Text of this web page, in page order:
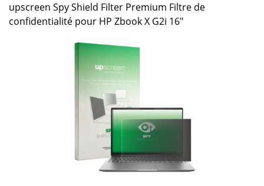
upscreen Spy Shield Filter Premium Filtre de
confidentialité pour HP Zbook X G2i 16"